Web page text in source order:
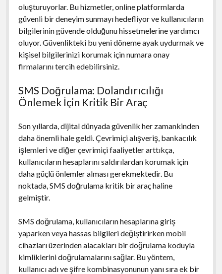
oluşturuyorlar. Bu hizmetler, online platformlarda
güvenli bir deneyim sunmayı hedefliyor ve kullanıcıların
bilgilerinin güvende olduğunu hissetmelerine yardımcı
oluyor. Güvenlikteki bu yeni döneme ayak uydurmak ve
kişisel bilgilerinizi korumak için numara onay
firmalarını tercih edebilirsiniz.
SMS Doğrulama: Dolandırıcılığı
Önlemek İçin Kritik Bir Araç
Son yıllarda, dijital dünyada güvenlik her zamankinden
daha önemli hale geldi. Çevrimiçi alışveriş, bankacılık
işlemleri ve diğer çevrimiçi faaliyetler arttıkça,
kullanıcıların hesaplarını saldırılardan korumak için
daha güçlü önlemler alması gerekmektedir. Bu
noktada, SMS doğrulama kritik bir araç haline
gelmiştir.
SMS doğrulama, kullanıcıların hesaplarına giriş
yaparken veya hassas bilgileri değiştirirken mobil
cihazları üzerinden alacakları bir doğrulama koduyla
kimliklerini doğrulamalarını sağlar. Bu yöntem,
kullanıcı adı ve şifre kombinasyonunun yanı sıra ek bir